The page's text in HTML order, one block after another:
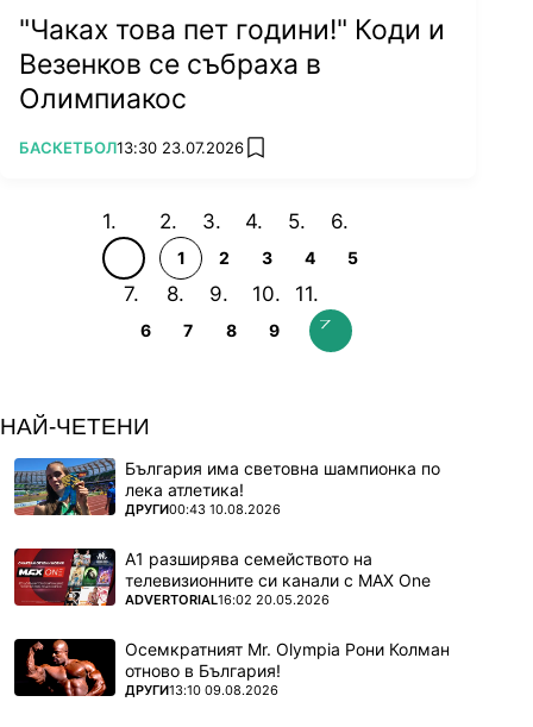
"Чаках това пет години!" Коди и
Везенков се събраха в
Олимпиакос
ПОВЕЧЕ ОТ
БАСКЕТБОЛ13:30 23.07.2026 add favorites
1 2 3 4 5
6 7 8 9
НАЙ-ЧЕТЕНИ
България има световна шампионка по
лека атлетика!
ПОВЕЧЕ ОТ
ДРУГИ00:43 10.08.2026
А1 разширява семейството на
телевизионните си канали с MAX One
ПОВЕЧЕ ОТ
ADVERTORIAL16:02 20.05.2026
Осемкратният Mr. Olympia Рони Колман
отново в България!
ПОВЕЧЕ ОТ
ДРУГИ13:10 09.08.2026